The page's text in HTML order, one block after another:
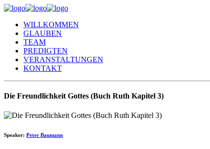
WILLKOMMEN
GLAUBEN
TEAM
PREDIGTEN
VERANSTALTUNGEN
KONTAKT
Die Freundlichkeit Gottes (Buch Ruth Kapitel 3)
Speaker: Peter Baumann